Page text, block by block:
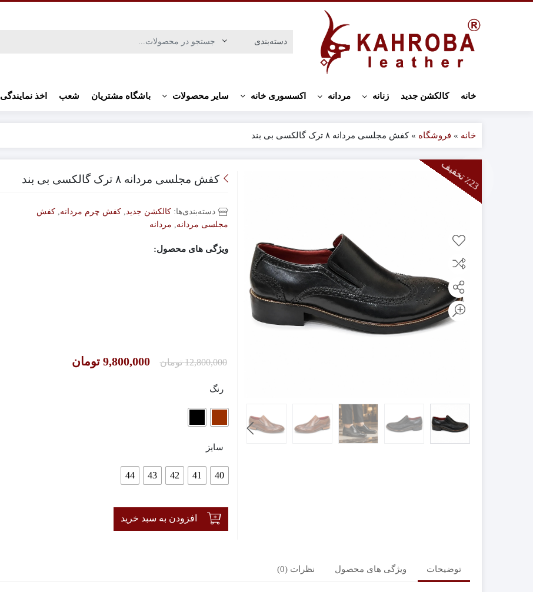
خانه کالکشن جدید زنانه مردانه اکسسوری خانه سایر محصولات باشگاه مشتریان شعب اخذ نمایندگی
خانه » فروشگاه »کفش مجلسی مردانه ۸ ترک گالکسی بی بند
٪
2
3
ت
خ
ف
ی
ف کفش مجلسی مردانه ۸ ترک گالکسی بی بند
دسته‌بندی‌ها:کالکشن جدید ,کفش چرم مردانه ,کفش
مجلسی مردانه
مردانه
ویژگی های محصول:
12,800,000 تومان 9,800,000 تومان
رنگ
سایز
40
41
42
43
44
افزودن به سبد خرید
توضیحات ویژگی های محصول نظرات (0)